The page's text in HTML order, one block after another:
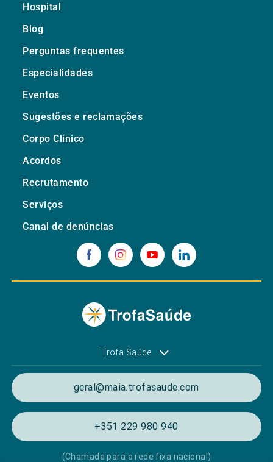
Hospital
Blog
Perguntas frequentes
Especialidades
Eventos
Sugestões e reclamações
Corpo Clínico
Acordos
Recrutamento
Serviços
Canal de denúncias
Trofa Saúde
geral@maia.trofasaude.com
+351 229 980 940
(Chamada para a rede fixa nacional)